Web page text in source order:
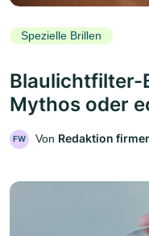
Spezielle Brillen
Blaulichtfilter-
Mythos oder
FW Von Redaktion